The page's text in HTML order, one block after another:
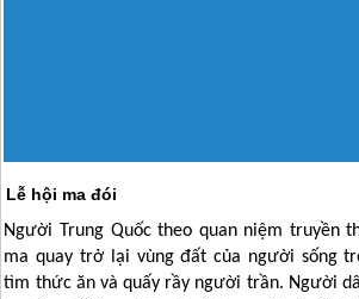
Lễ hội ma đói
Người Trung Quốctheo quan niệm truyền
ma quay trở lại vùng đất của người sống
tìm thức ăn và quấy rầy người trần. Người